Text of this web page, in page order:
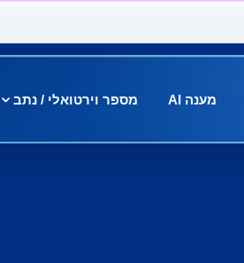
מענה AI מספר וירטואלי / נתב